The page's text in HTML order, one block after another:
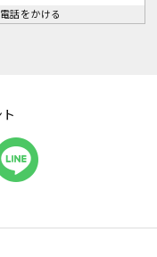
話をかける